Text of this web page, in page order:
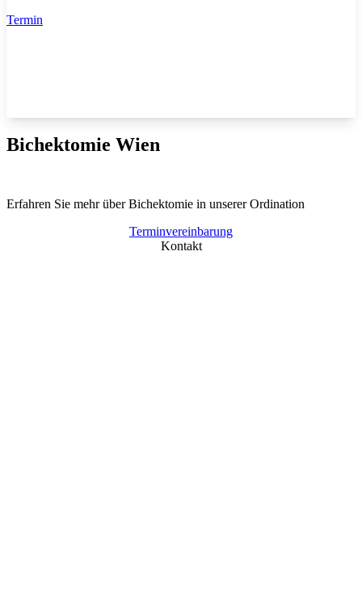
Termin
Bichektomie Wien
Erfahren Sie mehr über Bichektomie in unserer Ordination
Terminvereinbarung
Kontakt